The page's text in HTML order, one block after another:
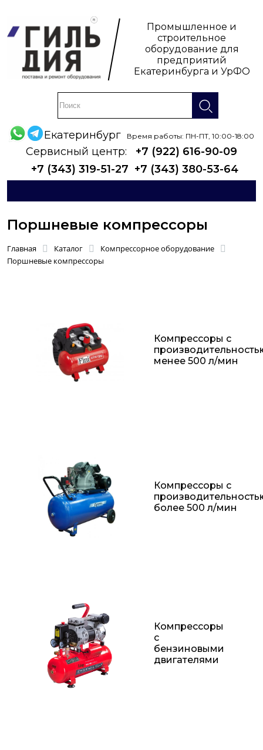
Промышленное и
строительное
оборудование для
предприятий
Екатеринбурга и УрФО
Екатеринбург Время работы: ПН-ПТ, 10:00-18:00
Сервисный центр:
+7 (922) 616-90-09
+7 (343) 319-51-27 +7 (343) 380-53-64
Поршневые компрессоры
Главная Каталог
Компрессорное оборудование
Поршневые компрессоры
Компрессоры с
менее 500 л/мин
Компрессоры с
более 500 л/мин
Компрессоры
с
бензиновыми
двигателями